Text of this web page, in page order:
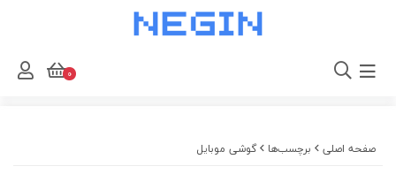
صفحه اصلی برچسب‌ها گوشی موبایل
0